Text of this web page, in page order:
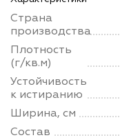
Страна
производства
Плотность
(г/кв.м)
Устойчивость
к истиранию
Ширина, см
Состав